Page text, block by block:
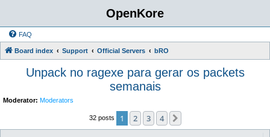
OpenKore
FAQ
Board index Support Official Servers bRO
Unpack no ragexe para gerar os packets
semanais
Moderator: Moderators
32 posts 1 2 3 4